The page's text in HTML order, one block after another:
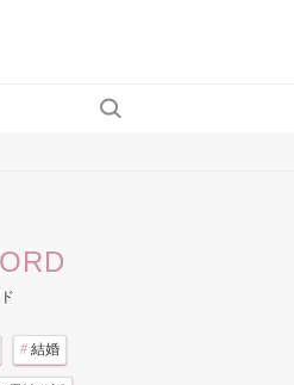
# 結婚